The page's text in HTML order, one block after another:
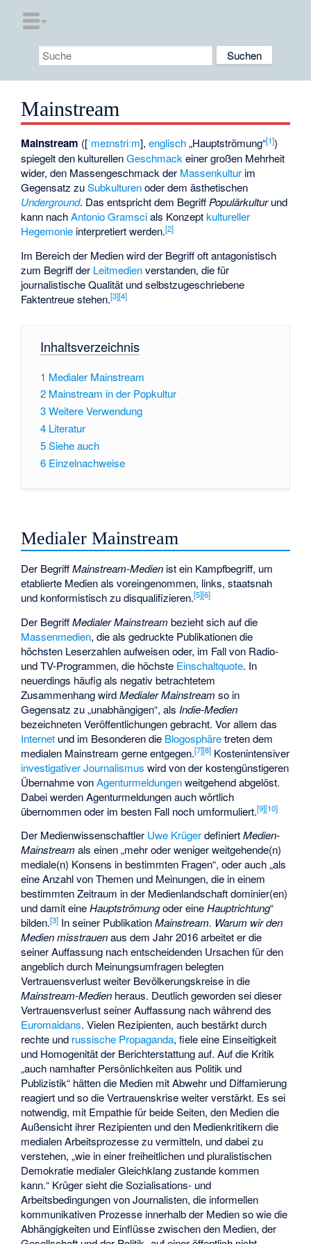
Mainstream
Mainstream ([ˈmeɪnstriːm],englisch„Hauptströmung“[1])
spiegelt den kulturellenGeschmackeiner großen Mehrheit
wider, den Massengeschmack der Massenkultur im
Gegensatz zuSubkulturenoder dem ästhetischen
Underground. Das entspricht dem BegriffPopulärkulturund
kann nachAntonio Gramscials Konzeptkultureller
Hegemonie interpretiert werden.[2]
Im Bereich der Medien wird der Begriff oft antagonistisch
zum Begriff der Leitmedienverstanden, die für
journalistische Qualität und selbstzugeschriebene
Faktentreue stehen.[3][4]
Inhaltsverzeichnis
1 Medialer Mainstream
2 Mainstream in der Popkultur
3Weitere Verwendung
4 Literatur
5Siehe auch
6 Einzelnachweise
Medialer Mainstream
Der BegriffMainstream-Medien ist ein Kampfbegriff, um
etablierte Medien als voreingenommen, links, staatsnah
und konformistisch zu disqualifizieren.[5][6]
Der BegriffMedialer Mainstream bezieht sich auf die
Massenmedien, die als gedruckte Publikationen die
höchsten Leserzahlen aufweisen oder, im Fall von Radio-
und TV-Programmen, die höchste Einschaltquote. In
neuerdings häufig als negativ betrachtetem
Zusammenhang wirdMedialer Mainstream so in
Gegensatz zu „unabhängigen“, als Indie-Medien
bezeichneten Veröffentlichungen gebracht. Vor allem das
Internet und im Besonderen die Blogosphäretreten dem
medialen Mainstream gerne entgegen.[7][8] Kostenintensiver
investigativer Journalismus wird von der kostengünstigeren
Übernahme vonAgenturmeldungenweitgehend abgelöst.
Dabei werden Agenturmeldungen auch wörtlich
übernommen oder im besten Fall noch umformuliert.[9][10]
Der Medienwissenschaftler Uwe KrügerdefiniertMedien-
Mainstream als einen „mehr oder weniger weitgehende(n)
mediale(n) Konsens in bestimmten Fragen“, oder auch „als
eine Anzahl von Themen und Meinungen, die in einem
bestimmten Zeitraum in der Medienlandschaft dominier(en)
und damit eineHauptströmungoder eineHauptrichtung“
bilden.[3] In seiner PublikationMainstream. Warum wir den
Medien misstrauenaus dem Jahr 2016 arbeitet er die
seiner Auffassung nach entscheidenden Ursachen für den
angeblich durch Meinungsumfragen belegten
Vertrauensverlust weiter Bevölkerungskreise in die
Mainstream-Medien heraus. Deutlich geworden sei dieser
Vertrauensverlust seiner Auffassung nach während des
Euromaidans. Vielen Rezipienten, auch bestärkt durch
rechte und russische Propaganda, fiele eine Einseitigkeit
und Homogenität der Berichterstattung auf. Auf die Kritik
„auch namhafter Persönlichkeiten aus Politik und
Publizistik“ hätten die Medien mit Abwehr und Diffamierung
reagiert und so die Vertrauenskrise weiter verstärkt. Es sei
notwendig, mit Empathie für beide Seiten, den Medien die
Außensicht ihrer Rezipienten und den Medienkritikern die
medialen Arbeitsprozesse zu vermitteln, und dabei zu
verstehen, „wie in einer freiheitlichen und pluralistischen
Demokratie medialer Gleichklang zustande kommen
kann.“ Krüger sieht die Sozialisations- und
Arbeitsbedingungen von Journalisten, die informellen
kommunikativen Prozesse innerhalb der Medien so wie die
Abhängigkeiten und Einflüsse zwischen den Medien, der